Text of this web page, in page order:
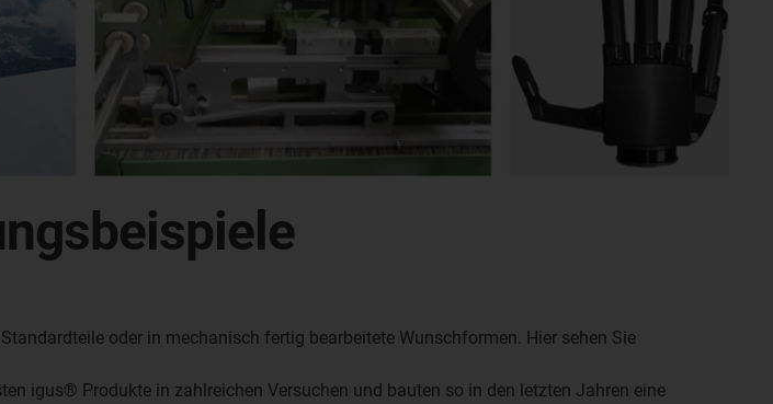
oder in mechanisch fertig bearbeitete Wunschformen. Hier sehen Sie
igus® Produkte in zahlreichen Versuchen und bauten so in den letzten Jahren eine